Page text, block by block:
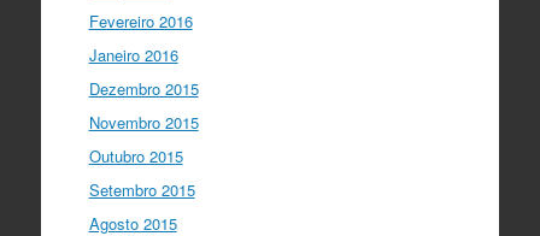
Fevereiro 2016
Janeiro 2016
Dezembro 2015
Novembro 2015
Outubro 2015
Setembro 2015
Agosto 2015